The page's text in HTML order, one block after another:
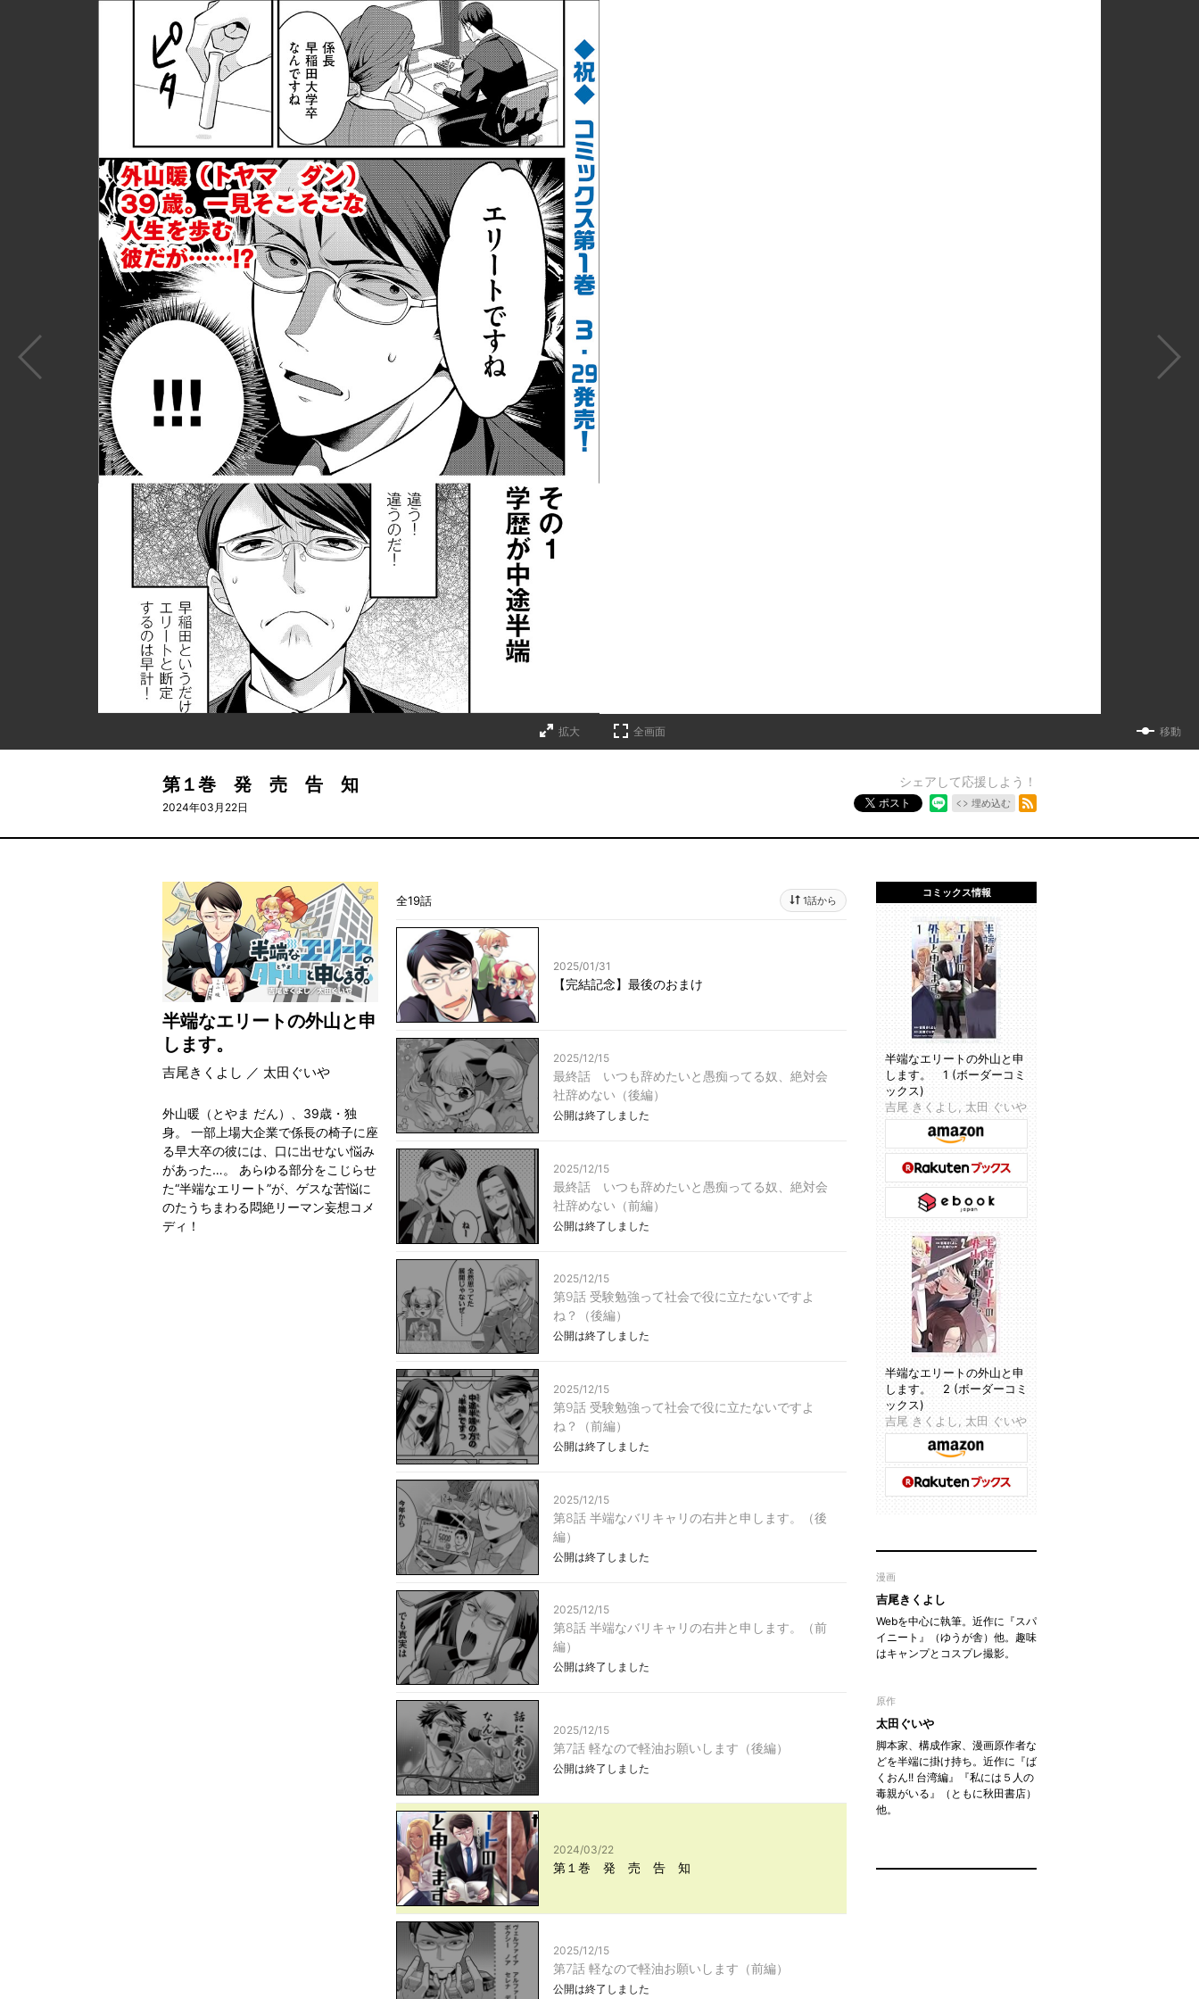
拡大 全画面 移動
第１巻 発 売 告 知
2024年03月22日
シェアして応援しよう！
ポスト 埋め込む
半端なエリートの外山と申
します。
吉尾きくよし ／ 太田ぐいや
外山暖（とやま だん）、39歳・独
身。 一部上場大企業で係長の椅子に座
る早大卒の彼には、口に出せない悩み
があった…。 あらゆる部分をこじらせ
た“半端なエリート”が、ゲスな苦悩に
のたうちまわる悶絶リーマン妄想コメ
ディ！
全19話 1話から
2025/01/31
【完結記念】最後のおまけ
2025/12/15
最終話 いつも辞めたいと愚痴ってる奴、絶対会
社辞めない（後編）
公開は終了しました
2025/12/15
最終話 いつも辞めたいと愚痴ってる奴、絶対会
社辞めない（前編）
公開は終了しました
2025/12/15
第9話 受験勉強って社会で役に立たないですよ
ね？（後編）
公開は終了しました
2025/12/15
第9話 受験勉強って社会で役に立たないですよ
ね？（前編）
公開は終了しました
2025/12/15
第8話 半端なバリキャリの右井と申します。（後
編）
公開は終了しました
2025/12/15
第8話 半端なバリキャリの右井と申します。（前
編）
公開は終了しました
2025/12/15
第7話 軽なので軽油お願いします（後編）
公開は終了しました
2024/03/22
第１巻 発 売 告 知
2025/12/15
第7話 軽なので軽油お願いします（前編）
公開は終了しました
コミックス情報
半端なエリートの外山と申
します。 1 (ボーダーコミ
ックス)
吉尾 きくよし, 太田 ぐいや
半端なエリートの外山と申
します。 2 (ボーダーコミ
ックス)
吉尾 きくよし, 太田 ぐいや
漫画
吉尾きくよし
Webを中心に執筆。近作に『スパ
イニート』（ゆうが舎）他。趣味
はキャンプとコスプレ撮影。
原作
太田ぐいや
脚本家、構成作家、漫画原作者な
どを半端に掛け持ち。近作に『ば
くおん!! 台湾編』『私には５人の
毒親がいる』（ともに秋田書店）
他。